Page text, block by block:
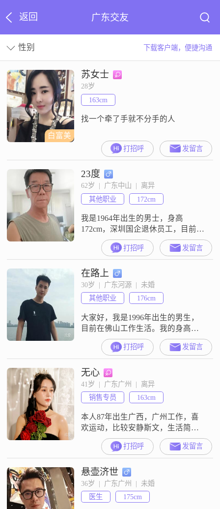
返回 广东交友
性别 下载客户端，便捷沟通
白富美
苏女士
28岁
163cm
找一个牵了手就不分手的人
打招呼 发留言
23度
62岁  |  广东中山  |  离异
其他职业
172cm
我是1964年出生的男士，身高
172cm，深圳国企退休员工，目前生
活在中山，我的学历是中专，技
师。我平时喜欢喝茶 摄影 自驾旅
行，喜欢路上的风景也喜欢徒步。
希望在这里能够遇见一位，简单靠
谱志同道合的人为伴，携手余生。
打招呼 发留言
在路上
30岁  |  广东河源  |  未婚
其他职业
176cm
大家好，我是1996年出生的男生，
目前在佛山工作生活。我的身高是
173cm，学历是高中及以下，月收入
在3001到5000元这个范围里。我是
一个性格比较直接的人，平时给人
的感觉是稳重可靠，做事有责任
感，也很真诚。我性格外向健谈，
平时比较乐观积极，也带点幽默风
趣，所以相处起来不会让人觉得枯
燥。在为人处世上，我比较注重相
互尊
打招呼 发留言
无心
41岁  |  广东广州  |  离异
销售专员
163cm
本人87年出生广西，广州工作，喜
欢运动，比较安静斯文，生活简
单，不会阿谀奉承，不会因为对方
条件比我好而委屈自己做不想做的
事。那些想占便宜的男士请绕道，
寻找两广双向奔赴，拥有真心有缘
人，或者异地在广州定居的，希望
对方成熟稳重别太胖，征信良好无
负债，有共同喜好，圈子干净，能
打招呼 发留言
悬壶济世
36岁  |  广东广州  |  未婚
医生
175cm